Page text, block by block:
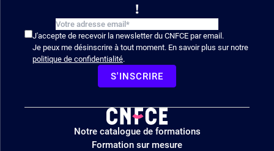
!
J'accepte de recevoir la newsletter du CNFCE par email.
Je peux me désinscrire à tout moment. En savoir plus sur notre
politique de confidentialité.
S'INSCRIRE
Logo
site
Notre catalogue de formations
Formation sur mesure